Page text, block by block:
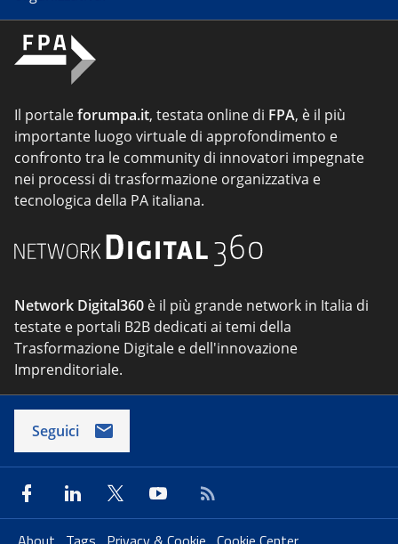
Il portaleforumpa.it, testata online di FPA, è il più
importante luogo virtuale di approfondimento e
confronto tra le community di innovatori impegnate
nei processi di trasformazione organizzativa e
tecnologica della PA italiana.
Network Digital360 è il più grande network in Italia di
testate e portali B2B dedicati ai temi della
Trasformazione Digitale e dell'innovazione
Imprenditoriale.
Seguici